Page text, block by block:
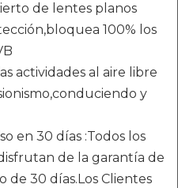
de lentes planos
100% los
actividades al aire libre
y
en 30 días :Todos los
de la garantía de
30 días.Los Clientes